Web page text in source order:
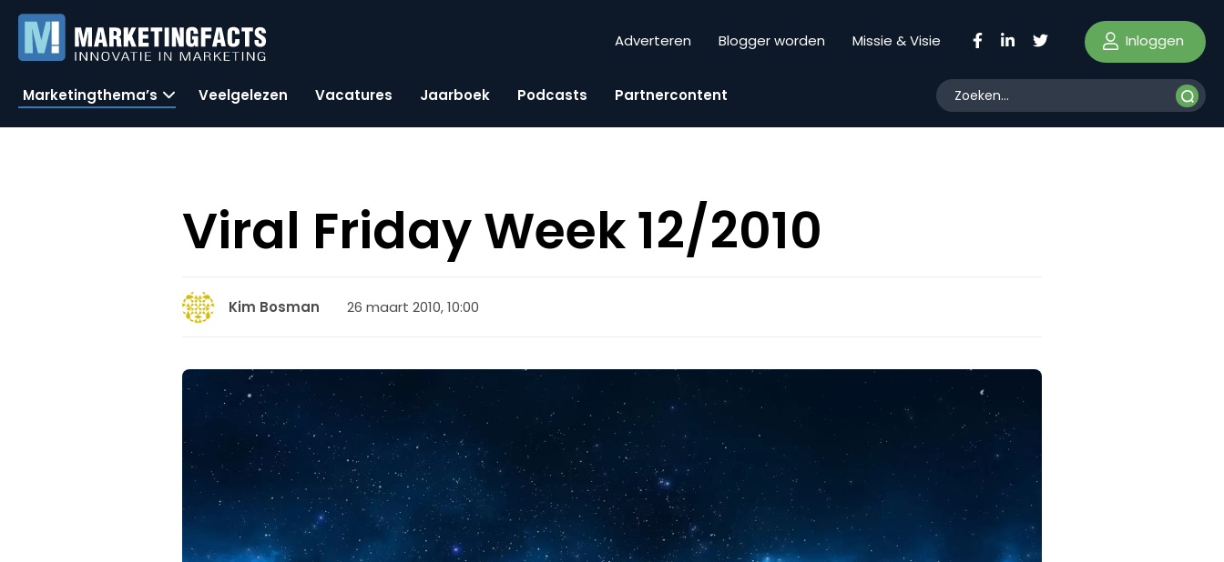
Adverteren Blogger worden Missie & Visie Inloggen
Marketingthema’s Veelgelezen Vacatures Jaarboek Podcasts Partnercontent
Viral Friday Week 12/2010
Kim Bosman 26 maart 2010, 10:00